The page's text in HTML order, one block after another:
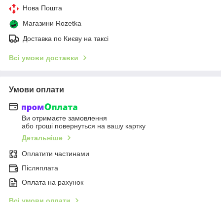
Нова Пошта
Магазини Rozetka
Доставка по Києву на таксі
Всі умови доставки
Умови оплати
Ви отримаєте замовлення
або гроші повернуться на вашу картку
Детальніше
Оплатити частинами
Післяплата
Оплата на рахунок